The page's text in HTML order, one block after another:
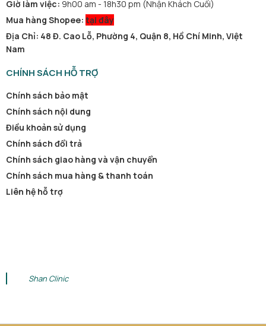
Giờ làm việc: 9h00 am - 18h30 pm (Nhận Khách Cuối)
Mua hàng Shopee: tại đây
Địa Chỉ: 48 Đ. Cao Lỗ, Phường 4, Quận 8, Hồ Chí Minh, Việt
Nam
CHÍNH SÁCH HỖ TRỢ
Chính sách bảo mật
Chính sách nội dung
Điều khoản sử dụng
Chính sách đổi trả
Chính sách giao hàng và vận chuyển
Chính sách mua hàng & thanh toán
Liên hệ hỗ trợ
Shan Clinic